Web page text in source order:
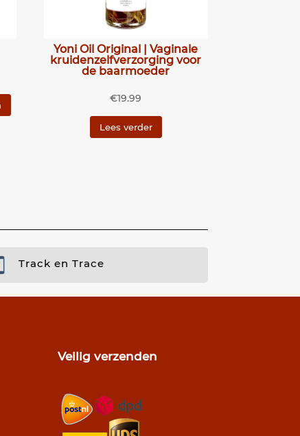
Yoni Oil Original | Vaginale
kruidenzelfverzorging voor
de baarmoeder
€19.99
Lees verder
Track en Trace
Veilig verzenden